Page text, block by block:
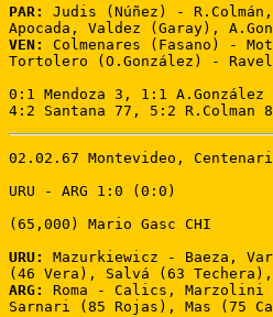
PAR:
Judis (Núñez) -
VEN:
Colmenares (Fasano) -
Tortolero (O.González) -
0:1 Mendoza 3, 1:1
4:2 Santana 77, 5:2 R.Colman
02.02.67 Montevideo,
URU - ARG 1:0 (0:0)
(65,000) Mario Gasc CHI
URU:
Mazurkiewicz - Baeza,
ARG:
Roma - Calics,
Sarnari (85 Rojas), Mas (75